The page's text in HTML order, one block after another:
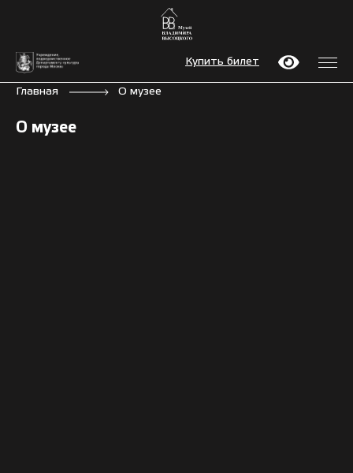
Купить билет
Главная О музее
О музее